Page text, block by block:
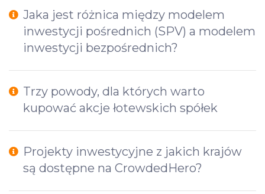
Jaka jest różnica między modelem
inwestycji pośrednich (SPV) a modelem
inwestycji bezpośrednich?
Trzy powody, dla których warto
kupować akcje łotewskich spółek
Projekty inwestycyjne z jakich krajów
są dostępne na CrowdedHero?